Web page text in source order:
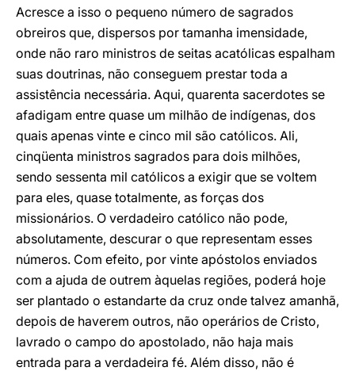
Acresce a isso o pequeno número de sagrados
obreiros que, dispersos por tamanha imensidade,
onde não raro ministros de seitas acatólicas espalham
suas doutrinas, não conseguem prestar toda a
assistência necessária. Aqui, quarenta sacerdotes se
afadigam entre quase um milhão de indígenas, dos
quais apenas vinte e cinco mil são católicos. Ali,
cinqüenta ministros sagrados para dois milhões,
sendo sessenta mil católicos a exigir que se voltem
para eles, quase totalmente, as forças dos
missionários. O verdadeiro católico não pode,
absolutamente, descurar o que representam esses
números. Com efeito, por vinte apóstolos enviados
com a ajuda de outrem àquelas regiões, poderá hoje
ser plantado o estandarte da cruz onde talvez amanhã,
depois de haverem outros, não operários de Cristo,
lavrado o campo do apostolado, não haja mais
entrada para a verdadeira fé. Além disso, não é